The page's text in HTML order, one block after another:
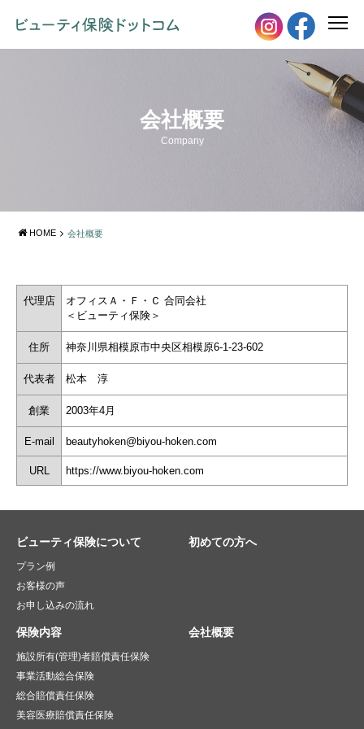
会社概要
Company
HOME 会社概要
代理店
オフィスＡ・Ｆ・Ｃ 合同会社
＜ビューティ保険＞
住所 神奈川県相模原市中央区相模原6-1-23-602
代表者 松本 淳
創業 2003年4月
E-mail beautyhoken@biyou-hoken.com
URL https://www.biyou-hoken.com
ビューティ保険について
プラン例
お客様の声
お申し込みの流れ
初めての方へ
保険内容
施設所有(管理)者賠償責任保険
事業活動総合保険
総合賠償責任保険
美容医療賠償責任保険
会社概要